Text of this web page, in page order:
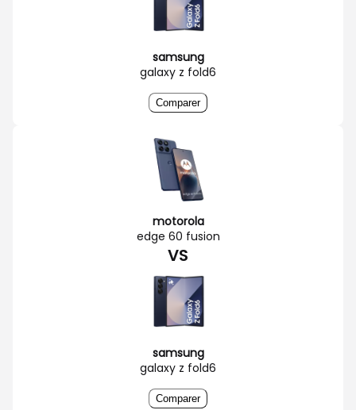
samsung
galaxy z fold6
Comparer
motorola
edge 60 fusion
VS
samsung
galaxy z fold6
Comparer